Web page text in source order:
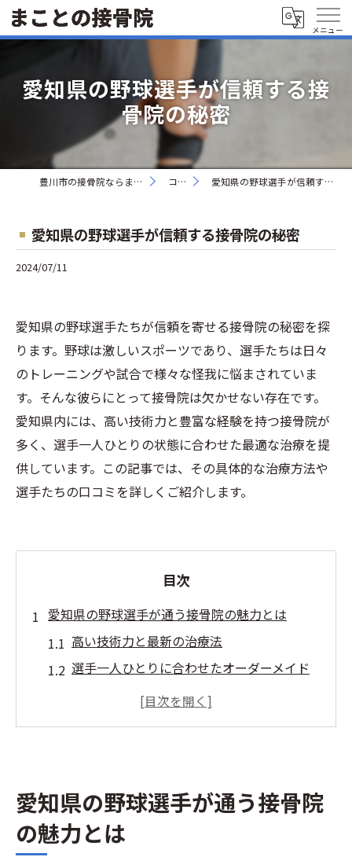
愛知県の野球選手が信頼する接
骨院の秘密
豊川市の接骨院ならまことの接骨院 コラム 愛知県の野球選手が信頼する接骨院の秘密
愛知県の野球選手が信頼する接骨院の秘密
2024/07/11
愛知県の野球選手たちが信頼を寄せる接骨院の秘密を探
ります。野球は激しいスポーツであり、選手たちは日々
のトレーニングや試合で様々な怪我に悩まされていま
す。そんな彼らにとって接骨院は欠かせない存在です。
愛知県内には、高い技術力と豊富な経験を持つ接骨院が
多く、選手一人ひとりの状態に合わせた最適な治療を提
供しています。この記事では、その具体的な治療方法や
選手たちの口コミを詳しくご紹介します。
目次
愛知県の野球選手が通う接骨院の魅力とは
高い技術力と最新の治療法
選手一人ひとりに合わせたオーダーメイド
継続的なメンテナンスとフォローアップ
野球選手が接骨院を選ぶ理由とその重要性
愛知県の野球選手が通う接骨院
の魅力とは